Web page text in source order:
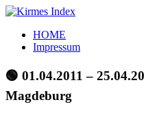
Zum
springen
Kirmes
Index
Tourpläne
der
letzten
Jahre
HOME
Impressum
🟢 01.04.2011 –
Magdeburg